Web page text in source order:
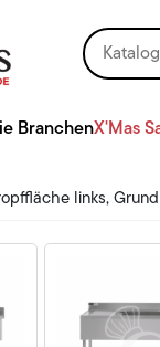
BranchenX'Mas
links,